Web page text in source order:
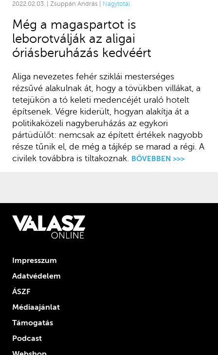
2022.02.03. | Zsuppán András | Nagytotál
Még a magaspartot is
leborotválják az aligai
óriásberuházás kedvéért
Aliga nevezetes fehér sziklái mesterséges
rézsűvé alakulnak át, hogy a tövükben villákat, a
tetejükön a tó keleti medencéjét uraló hotelt
építsenek. Végre kiderült, hogyan alakítja át a
politikaközeli nagyberuházás az egykori
pártüdülőt: nemcsak az épített értékek nagyobb
része tűnik el, de még a tájkép se marad a régi. A
civilek továbbra is tiltakoznak.
BŐVEBBEN >>>
Impresszum
Adatvédelem
ÁSZF
Médiaajánlat
Támogatás
Podcast